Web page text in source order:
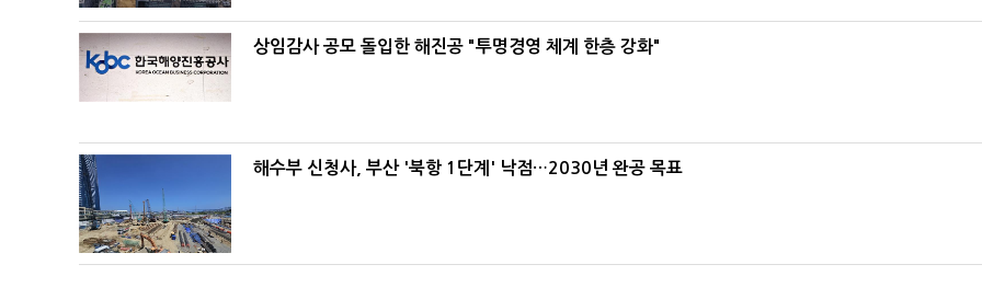
상임감사 공모 돌입한 해진공 "투명경영 체계 한층 강화"
해수부 신청사, 부산 '북항 1단계' 낙점…2030년 완공 목표